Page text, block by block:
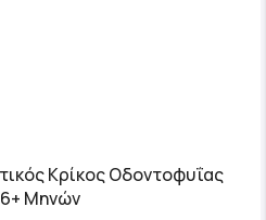
Κρίκος Οδοντοφυΐας
6+ Μηνών